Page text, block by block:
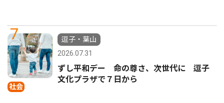
7
社会
逗子・葉山
2026.07.31
ずし平和デー 命の尊さ、次世代に 逗子
文化プラザで７日から